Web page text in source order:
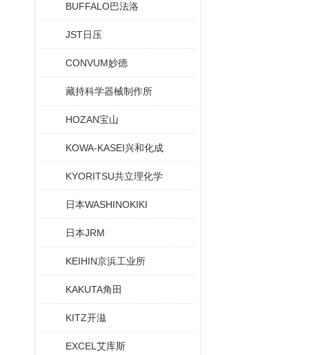
BUFFALO巴法洛
JST日压
CONVUM妙德
藏持科学器械制作所
HOZAN宝山
KOWA-KASEI兴和化成
KYORITSU共立理化学
日本WASHINOKIKI
日本JRM
KEIHIN京浜工业所
KAKUTA角田
KITZ开滋
EXCEL艾库斯